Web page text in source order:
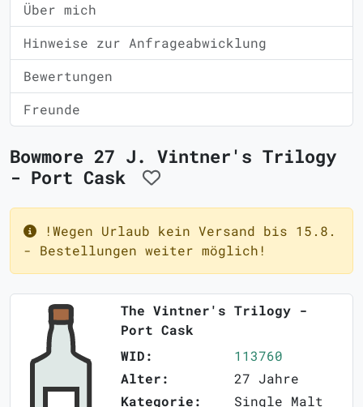
Über mich
Hinweise zur Anfrageabwicklung
Bewertungen
Freunde
Bowmore 27 J. Vintner's Trilogy
- Port Cask
!Wegen Urlaub kein Versand bis 15.8.
- Bestellungen weiter möglich!
The Vintner's Trilogy -
Port Cask
WID:
113760
Alter:
27 Jahre
Kategorie:
Single Malt